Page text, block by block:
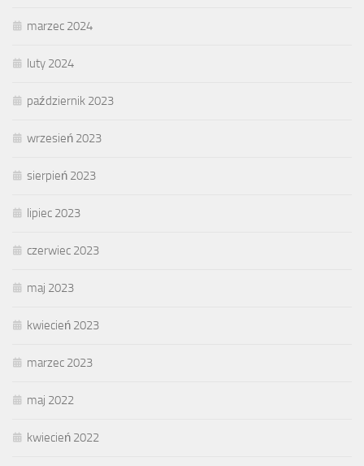
marzec 2024
luty 2024
październik 2023
wrzesień 2023
sierpień 2023
lipiec 2023
czerwiec 2023
maj 2023
kwiecień 2023
marzec 2023
maj 2022
kwiecień 2022